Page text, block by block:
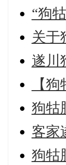
“狗
关于
遂川
【
狗牯
客家
狗牯